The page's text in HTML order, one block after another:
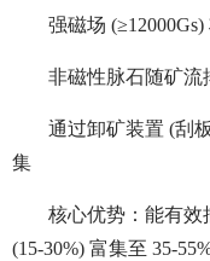
强磁场
非磁性脉石随矿流
通过卸矿装置 (刮
集
核心优势：能有效
(15-30%) 富集至 35-